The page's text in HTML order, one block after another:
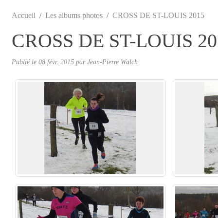
Accueil Les albums photos CROSS DE ST-LOUIS 2015
CROSS DE ST-LOUIS
Publié le 08 févr. 2015 parJean-Pierre Walch